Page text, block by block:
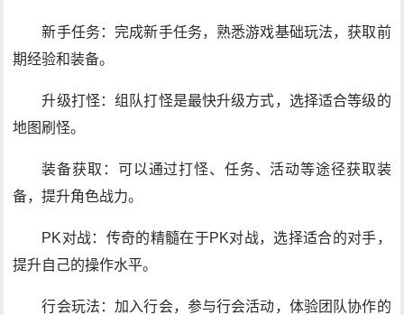
新手任务：完成新手任务，熟悉游戏基础玩法，获取前
期经验和装备。
升级打怪：组队打怪是最快升级方式，选择适合等级的
地图刷怪。
装备获取：可以通过打怪、任务、活动等途径获取装
备，提升角色战力。
PK对战：传奇的精髓在于PK对战，选择适合的对手，
提升自己的操作水平。
行会玩法：加入行会，参与行会活动，体验团队协作的